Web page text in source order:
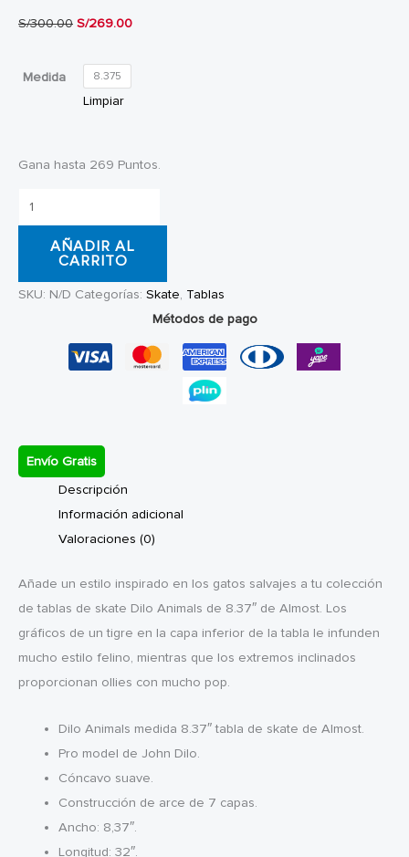
S/300.00 El
original
era:
S/269.00El
Medida 8.375
Limpiar
Gana hasta 269 Puntos.
Tabla
de
Dilo
AÑADIR AL
CARRITO
SKU: N/D Categorías: Skate, Tablas
Métodos de pago
Envío Gratis
Descripción
Información adicional
Valoraciones (0)
Añade un estilo inspirado en los gatos salvajes a tu colección
de tablas de skate Dilo Animals de 8.37″ de Almost. Los
gráficos de un tigre en la capa inferior de la tabla le infunden
mucho estilo felino, mientras que los extremos inclinados
proporcionan ollies con mucho pop.
Dilo Animals medida 8.37″ tabla de skate de Almost.
Pro model de John Dilo.
Cóncavo suave.
Construcción de arce de 7 capas.
Ancho: 8,37″.
Longitud: 32″.